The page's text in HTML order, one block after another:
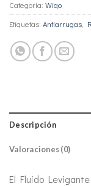
Categoría: Wiqo
Etiquetas: Antiarrugas
Descripción
Valoraciones (0)
El Fluido